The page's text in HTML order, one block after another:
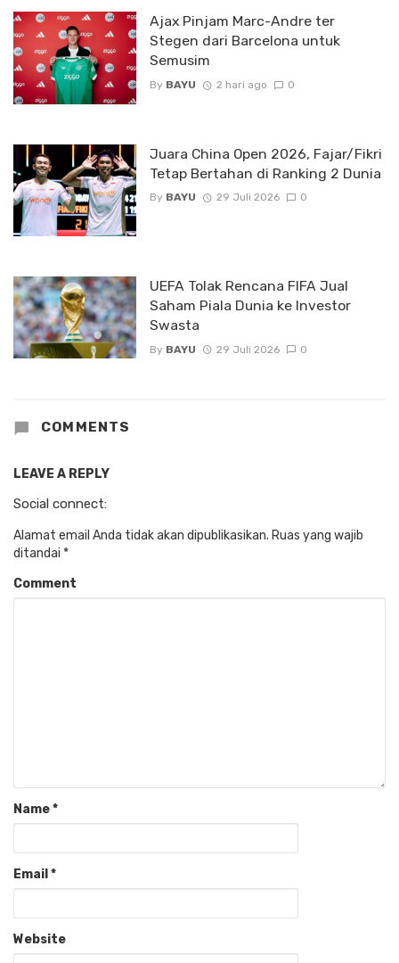
Ajax Pinjam Marc-Andre ter
Stegen dari Barcelona untuk
Semusim
By BAYU 2 hari ago 0
Juara China Open 2026, Fajar/Fikri
Tetap Bertahan di Ranking 2 Dunia
By BAYU 29 Juli 2026 0
UEFA Tolak Rencana FIFA Jual
Saham Piala Dunia ke Investor
Swasta
By BAYU 29 Juli 2026 0
COMMENTS
LEAVE A REPLY
Social connect:
Alamat email Anda tidak akan dipublikasikan. Ruas yang wajib
ditandai *
Comment
Name*
Email *
Website